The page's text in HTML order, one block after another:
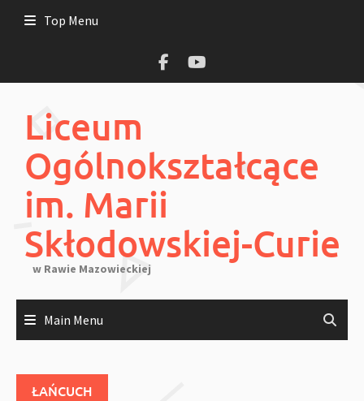
Top Menu
Liceum
Ogólnokształcące
im. Marii
Skłodowskiej-Curie
w Rawie Mazowieckiej
Main Menu
ŁAŃCUCH